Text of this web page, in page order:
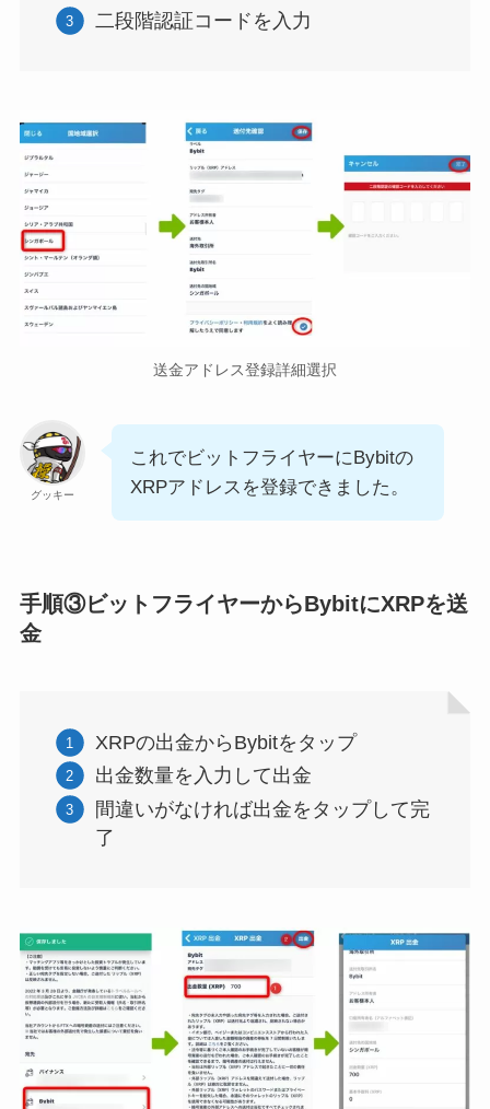
二段階認証コードを入力
送金アドレス登録詳細選択
グッキー
これでビットフライヤーにBybitの
XRPアドレスを登録できました。
手順③ビットフライヤーからBybitにXRPを送
金
XRPの出金からBybitをタップ
出金数量を入力して出金
間違いがなければ出金をタップして完
了